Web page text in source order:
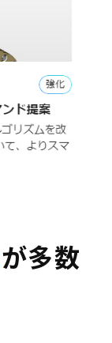
が多数